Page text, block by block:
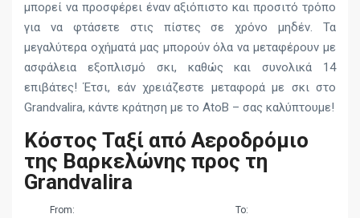
μπορεί να προσφέρει έναν αξιόπιστο και προσιτό τρόπο
για να φτάσετε στις πίστες σε χρόνο μηδέν. Τα
μεγαλύτερα οχήματά μας μπορούν όλα να μεταφέρουν με
ασφάλεια εξοπλισμό σκι, καθώς και συνολικά 14
επιβάτες! Έτσι, εάν χρειάζεστε μεταφορά με σκι στο
Grandvalira, κάντε κράτηση με το AtoB – σας καλύπτουμε!
Κόστος Ταξί από Αεροδρόμιο
της Βαρκελώνης προς τη
Grandvalira
From: To: